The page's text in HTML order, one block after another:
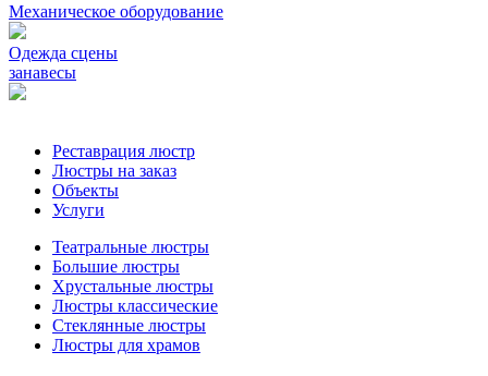
Механическое oборудование
Одежда сцены
занавесы
Реставрация люстр
Люстры на заказ
Объекты
Услуги
Театральные люстры
Большие люстры
Хрустальные люстры
Люстры классические
Стеклянные люстры
Люстры для храмов